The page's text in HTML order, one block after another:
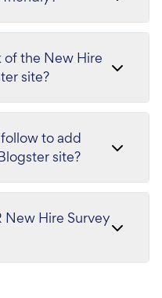
of the New Hire
site?
to add
site?
New Hire Survey